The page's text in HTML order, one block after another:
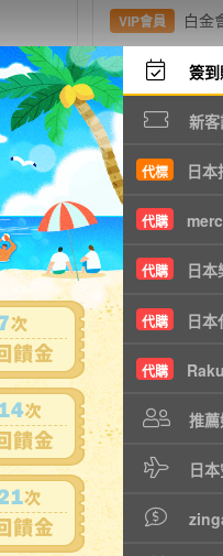
簽
新
代標 日
代購
代購 日
代購 日
代購
推
日
VIP會員 白金
商品抵台通知出貨